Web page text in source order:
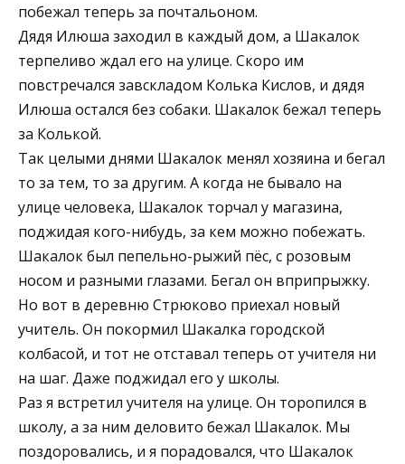
побежал теперь за почтальоном.
Дядя Илюша заходил в каждый дом, а Шакалок
терпеливо ждал его на улице. Скоро им
повстречался завскладом Колька Кислов, и дядя
Илюша остался без собаки. Шакалок бежал теперь
за Колькой.
Так целыми днями Шакалок менял хозяина и бегал
то за тем, то за другим. А когда не бывало на
улице человека, Шакалок торчал у магазина,
поджидая кого-нибудь, за кем можно побежать.
Шакалок был пепельно-рыжий пёс, с розовым
носом и разными глазами. Бегал он вприпрыжку.
Но вот в деревню Стрюково приехал новый
учитель. Он покормил Шакалка городской
колбасой, и тот не отставал теперь от учителя ни
на шаг. Даже поджидал его у школы.
Раз я встретил учителя на улице. Он торопился в
школу, а за ним деловито бежал Шакалок. Мы
поздоровались, и я порадовался, что Шакалок